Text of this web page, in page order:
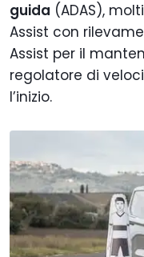
guida (ADAS),
Assist con
Assist per il
regolatore di
l’inizio.